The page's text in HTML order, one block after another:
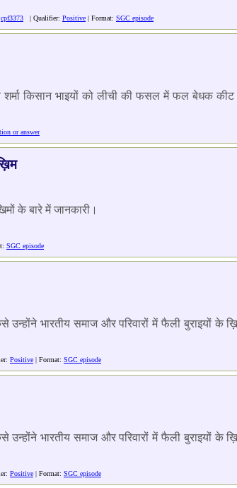
cpf3373 | Qualifier: Positive | Format: SGC episode
किसान भाइयों को लीची की फसल में फल बेधक
or answer
के बारे में जानकारी।
SGC episode
भारतीय समाज और परिवारों में फैली बुराइयों
Positive | Format: SGC episode
भारतीय समाज और परिवारों में फैली बुराइयों
Positive | Format: SGC episode